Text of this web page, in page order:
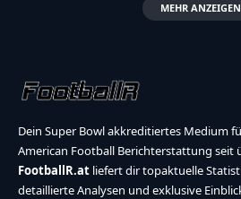
MEHR ANZEIGEN
Dein Super Bowl akkreditiertes Medium
American Football Berichterstattung seit
FootballR.at liefert dir topaktuelle
detaillierte Analysen und exklusive